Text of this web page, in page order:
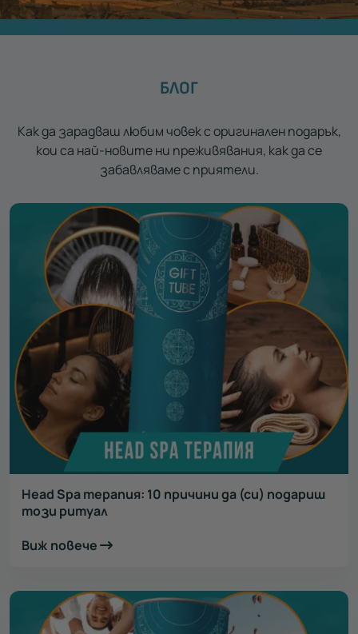
БЛОГ
Как да зарадваш любим човек с оригинален подарък,
кои са най-новите ни преживявания, как да се
забавляваме с приятели.
Head Spa терапия: 10 причини да (си) подариш
този ритуал
Виж повече